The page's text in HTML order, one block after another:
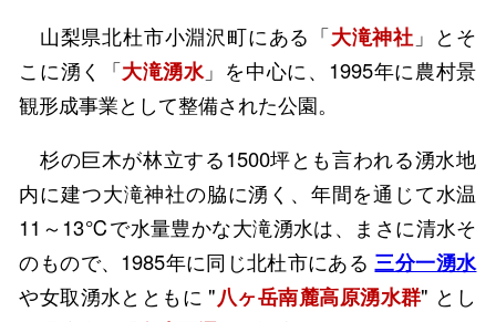
山梨県北杜市小淵沢町にある「大滝神社 」とそ
こに湧く「大滝湧水」を中心に、1995年に農村景
観形成事業として整備された公園。
杉の巨木が林立する1500坪とも言われる湧水地
内に建つ大滝神社の脇に湧く、年間を通じて水温
11～13℃で水量豊かな大滝湧水は、まさに清水そ
のもので、1985年に同じ北杜市にある 三分一湧水
や女取湧水とともに "八ヶ岳南麓高原湧水群" とし